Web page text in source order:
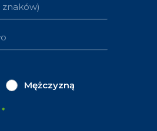
Mężczyzną
*